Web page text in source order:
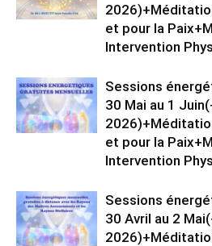
et pour la
Intervention
Sessions
30 Mai au 1
et pour la
Intervention
Sessions
30 Avril au 2